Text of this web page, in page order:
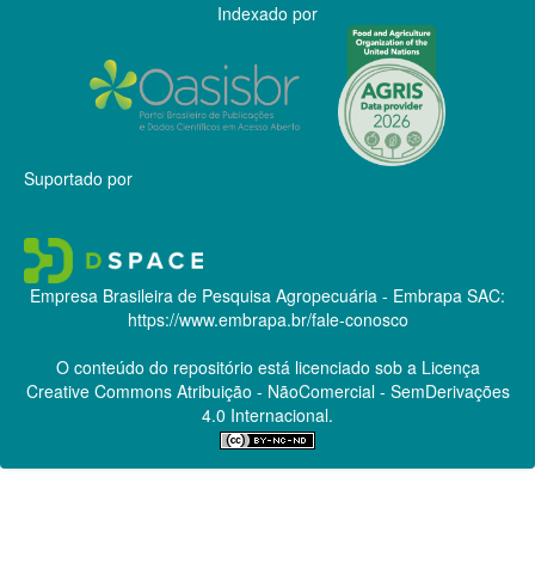
Indexado por
Suportado por
Empresa Brasileira de Pesquisa Agropecuária - Embrapa SAC:
https://www.embrapa.br/fale-conosco
O conteúdo do repositório está licenciado sob a Licença
Creative CommonsAtribuição - NãoComercial - SemDerivações
4.0 Internacional.